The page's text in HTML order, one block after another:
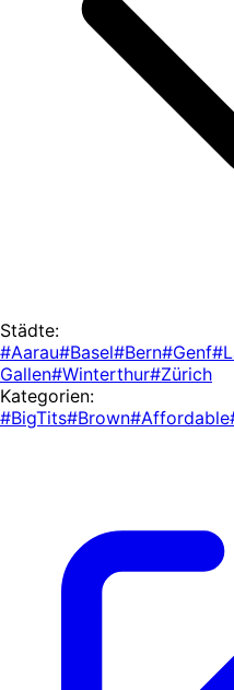
Städte:
#Aarau#Basel#Bern#Genf
Gallen#Winterthur#Zürich
Kategorien:
#BigTits#Brown#Affordable